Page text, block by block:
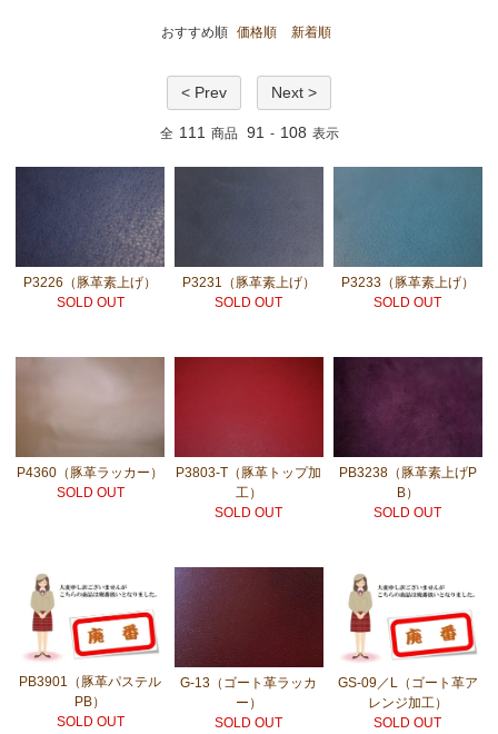
おすすめ順 価格順 新着順
< Prev Next >
全 111 商品 91 - 108 表示
P3226（豚革素上げ）
SOLD OUT
P3231（豚革素上げ）
SOLD OUT
P3233（豚革素上げ）
SOLD OUT
P4360（豚革ラッカー）
SOLD OUT
P3803-T（豚革トップ加
工）
SOLD OUT
PB3238（豚革素上げP
B）
SOLD OUT
PB3901（豚革パステル
PB）
SOLD OUT
G-13（ゴート革ラッカ
ー）
SOLD OUT
GS-09／L（ゴート革ア
レンジ加工）
SOLD OUT